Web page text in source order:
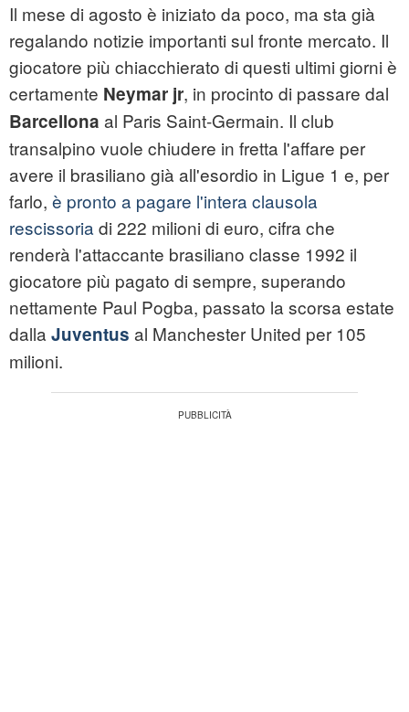
Il mese di agosto è iniziato da poco, ma sta già
regalando notizie importanti sul fronte mercato. Il
giocatore più chiacchierato di questi ultimi giorni è
certamente Neymar jr, in procinto di passare dal
Barcellona al Paris Saint-Germain. Il club
transalpino vuole chiudere in fretta l'affare per
avere il brasiliano già all'esordio in Ligue 1 e, per
farlo, è pronto a pagare l'intera clausola
rescissoria di 222 milioni di euro, cifra che
renderà l'attaccante brasiliano classe 1992 il
giocatore più pagato di sempre, superando
nettamente Paul Pogba, passato la scorsa estate
dalla Juventus al Manchester United per 105
milioni.